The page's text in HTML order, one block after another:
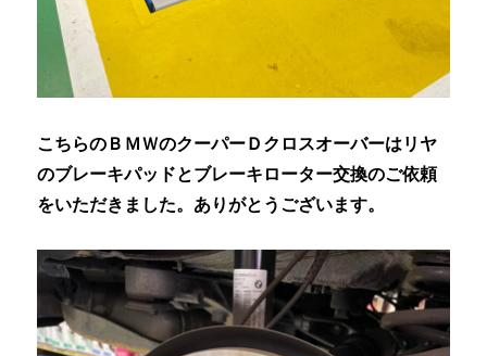
こちらのＢＭＷのクーパーＤクロスオーバーはリヤ
のブレーキパッドとブレーキローター交換のご依頼
をいただきました。ありがとうございます。